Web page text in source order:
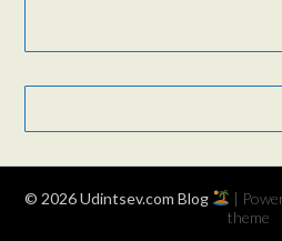
© 2026 Udintsev.com Blog |
theme